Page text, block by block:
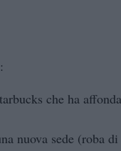
che ha
nuova sede (roba di